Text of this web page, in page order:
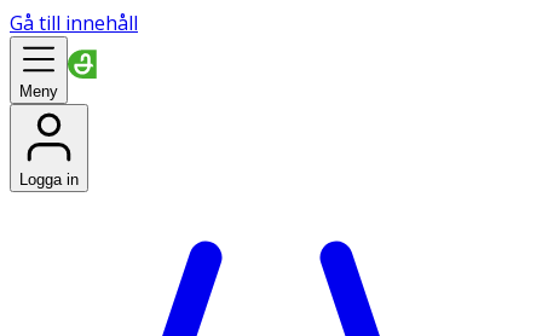
Gå till innehåll
Meny
Logga in